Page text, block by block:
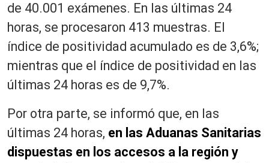
de 40.001 exámenes. En las últimas 24
horas, se procesaron 413 muestras. El
índice de positividad acumulado es de 3,6%;
mientras que el índice de positividad en las
últimas 24 horas es de 9,7%.
Por otra parte, se informó que, en las
últimas 24 horas, en las Aduanas Sanitarias
dispuestas en los accesos a la región y